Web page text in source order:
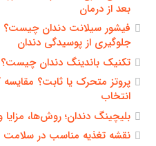
بعد از درمان
فیشور سیلانت دندان چیست؟
جلوگیری از پوسیدگی دندان
تکنیک باندینگ دندان
پروتز متحرک یا ثابت؟ مقایسه
انتخاب
بلیچینگ دندان؛ روش‌ها،
نقشه تغذیه مناسب در سلامت